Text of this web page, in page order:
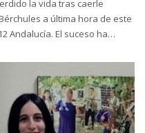
la vida tras caerle
a última hora de este
Andalucía. El suceso ha